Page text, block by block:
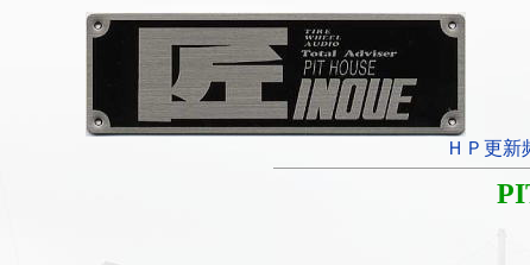
ＨＰ更